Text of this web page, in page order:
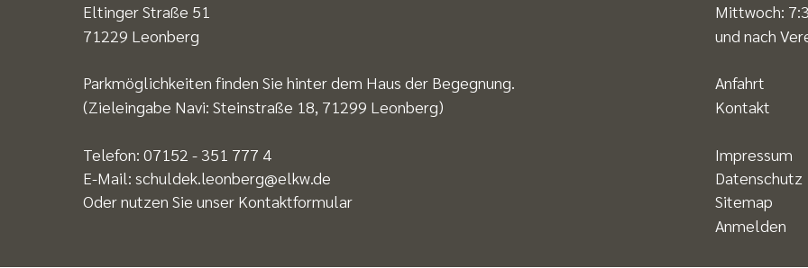
Eltinger Straße 51
71229 Leonberg
Parkmöglichkeiten finden Sie hinter dem Haus der Begegnung.
(Zieleingabe Navi: Steinstraße 18, 71299 Leonberg)
Telefon: 07152 - 351 777 4
E-Mail: schuldek.leonberg@elkw.de
Oder nutzen Sie unser Kontaktformular
Mittwoch:
und nach
Anfahrt
Kontakt
Impressum
Datenschutz
Sitemap
Anmelden